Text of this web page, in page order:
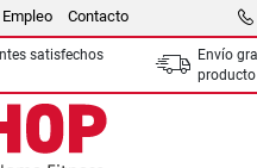
Empleo Contacto
satisfechos
Envío
producto